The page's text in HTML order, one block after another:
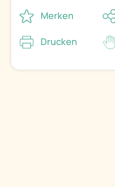
Merken
Drucken